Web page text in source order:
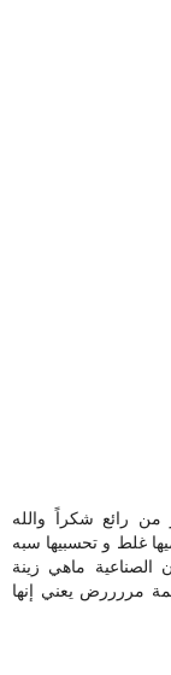
رائع شكراً والله
غلط و تحسبيها سبه
الصناعية ماهي زينة
مررررض يعني إنها